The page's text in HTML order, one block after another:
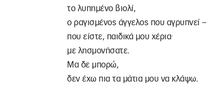
το λυπημένο βιολί,
ο ραγισμένος άγγελος που αγρυπνεί –
που είστε, παιδικά μου χέρια.
με λησμονήσατε.
Μα δε μπορώ,
δεν έχω πια τα μάτια μου να κλάψω.